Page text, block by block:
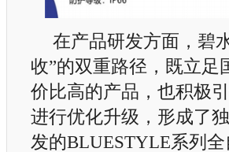
在产品研发方面，碧
收”的双重路径，既立
价比高的产品，也积极
进行优化升级，形成了
发的BLUESTYLE系列